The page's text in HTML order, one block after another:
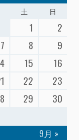
土 日
1
2
7 8
9
15
16
22
23
29
30
9月 »